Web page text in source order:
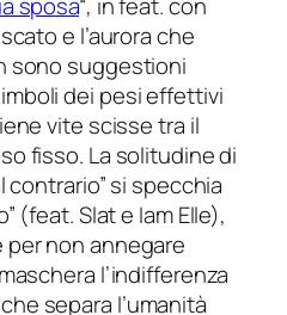
sposa“, in feat. con
e l’aurora che
sono suggestioni
dei pesi effettivi
vite scisse tra il
fisso. La solitudine di
contrario” si specchia
(feat. Slat e Iam Elle),
per non annegare
l’indifferenza
separa l’umanità